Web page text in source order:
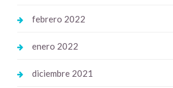
febrero 2022
enero 2022
diciembre 2021